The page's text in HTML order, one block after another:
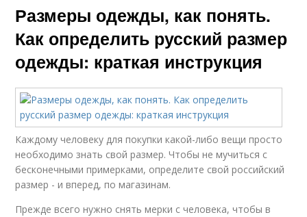
Размеры одежды, как понять.
Как определить русский размер
одежды: краткая инструкция
Каждому человеку для покупки какой-либо вещи просто
необходимо знать свой размер. Чтобы не мучиться с
бесконечными примерками, определите свой российский
размер - и вперед, по магазинам.
Прежде всего нужно снять мерки с человека, чтобы в